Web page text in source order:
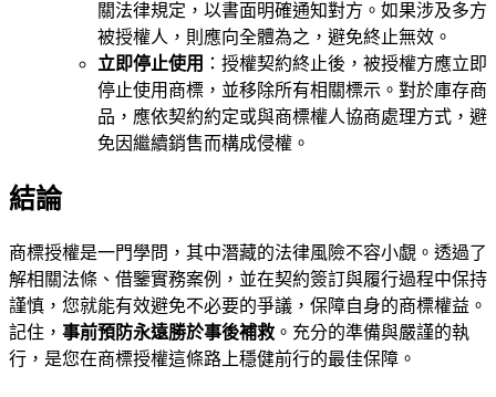
關法律規定，以書面明確通知對方。如果涉及多方
被授權人，則應向全體為之，避免終止無效。
立即停止使用 ：授權契約終止後，被授權方應立即
停止使用商標，並移除所有相關標示。對於庫存商
品，應依契約約定或與商標權人協商處理方式，避
免因繼續銷售而構成侵權。
結論
商標授權是一門學問，其中潛藏的法律風險不容小覷。透過了
解相關法條、借鑒實務案例，並在契約簽訂與履行過程中保持
謹慎，您就能有效避免不必要的爭議，保障自身的商標權益。
記住， 事前預防永遠勝於事後補救 。充分的準備與嚴謹的執
行，是您在商標授權這條路上穩健前行的最佳保障。